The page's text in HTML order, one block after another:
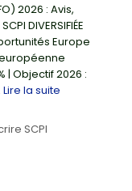
2026 : Avis,
DIVERSIFIÉE
Europe
européenne
| Objectif 2026 :
Lire la suite
SCPI